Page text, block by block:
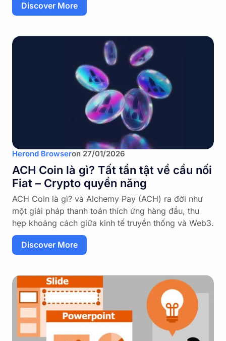
Discover More
Herond Browseron 27/01/2026
ACH Coin là gì? Tất tần tật về cầu nối
Fiat – Crypto quyền năng
ACH Coin là gì? và Alchemy Pay (ACH) ra đời như
một giải pháp thanh toán thích ứng hàng đầu, thu
hẹp khoảng cách giữa kinh tế truyền thống và Web3.
Discover More